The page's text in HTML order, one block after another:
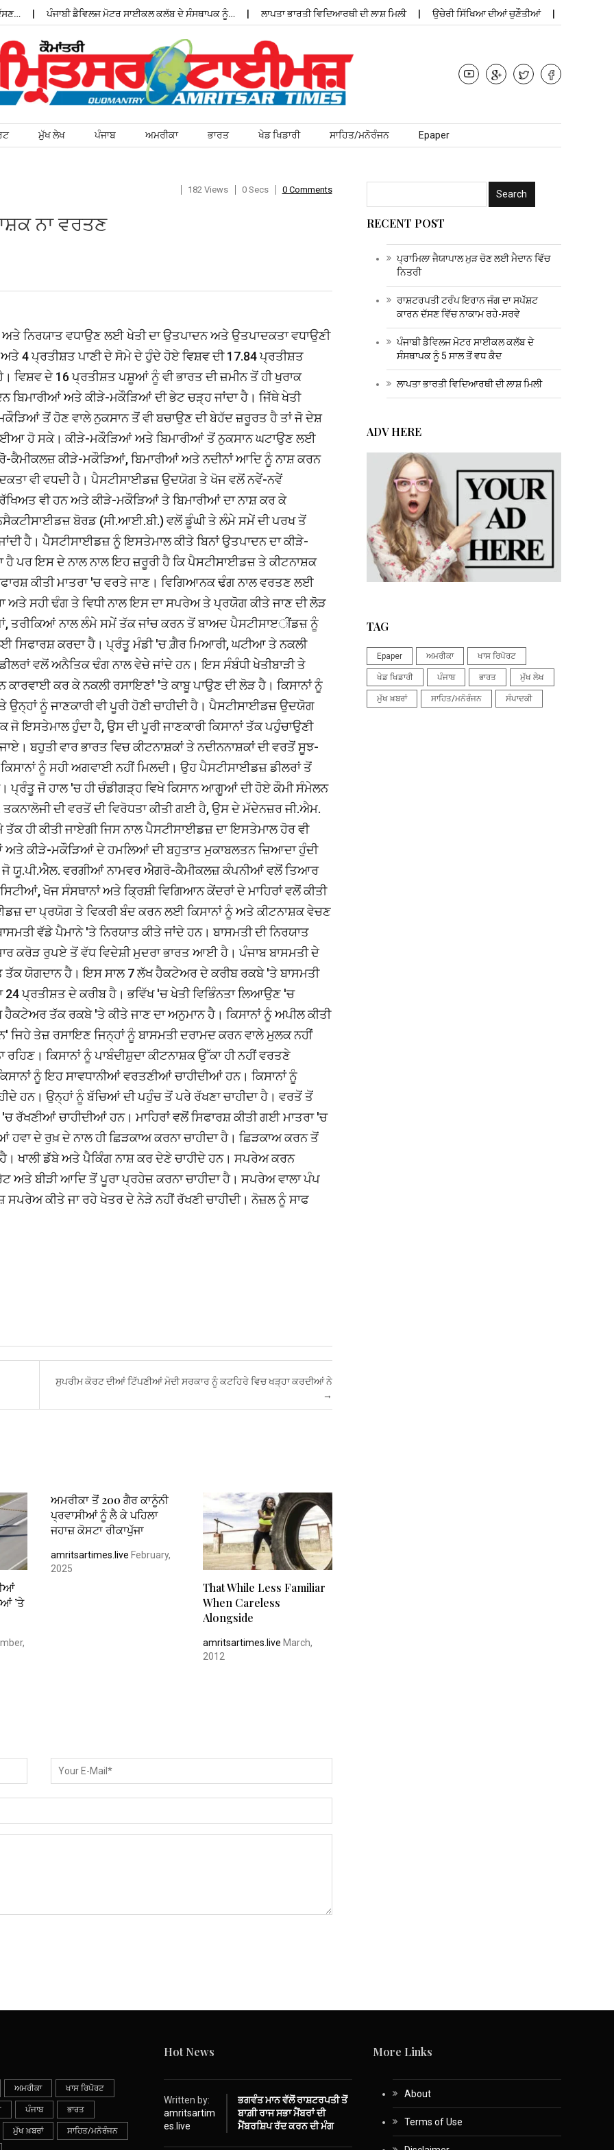
ਪੰਜਾਬੀ ਡੈਵਿਲਜ ਮੋਟਰ ਸਾਈਕਲ ਕਲੱਬ ਦੇ ਸੰਸਥਾਪਕ ਨੂੰ… ਲਾਪਤਾ ਭਾਰਤੀ ਵਿਦਿਆਰਥੀ ਦੀ ਲਾਸ਼ ਮਿਲੀ ਉਚੇਰੀ ਸਿੱਖਿਆ ਦੀਆਂ ਚੁਣੌਤੀਆਂ
ਮੁੱਖ ਲੇਖ ਪੰਜਾਬ ਅਮਰੀਕਾ ਭਾਰਤ ਖੇਡ ਖਿਡਾਰੀ ਸਾਹਿਤ/ਮਨੋਰੰਜਨ Epaper
182 Views 0 Secs 0 Comments
ਨਾ ਵਰਤਣ
ਨਿਰਯਾਤ ਵਧਾਉਣ ਲਈ ਖੇਤੀ ਦਾ ਉਤਪਾਦਨ ਅਤੇ ਉਤਪਾਦਕਤਾ ਵਧਾਉਣੀ
4 ਪ੍ਰਤੀਸ਼ਤ ਪਾਣੀ ਦੇ ਸੋਮੇ ਦੇ ਹੁੰਦੇ ਹੋਏ ਵਿਸ਼ਵ ਦੀ 17.84 ਪ੍ਰਤੀਸ਼ਤ
ਦੇ 16 ਪ੍ਰਤੀਸ਼ਤ ਪਸ਼ੂਆਂ ਨੂੰ ਵੀ ਭਾਰਤ ਦੀ ਜ਼ਮੀਨ ਤੋਂ ਹੀ ਖੁਰਾਕ
ਅਤੇ ਕੀੜੇ-ਮਕੌੜਿਆਂ ਦੀ ਭੇਟ ਚੜ੍ਹ ਜਾਂਦਾ ਹੈ। ਜਿੱਥੇ ਖੇਤੀ
ਤੋਂ ਹੋਣ ਵਾਲੇ ਨੁਕਸਾਨ ਤੋਂ ਵੀ ਬਚਾਉਣ ਦੀ ਬੇਹੱਦ ਜ਼ਰੂਰਤ ਹੈ ਤਾਂ ਜੋ ਦੇਸ਼
ਹੋ ਸਕੇ। ਕੀੜੇ-ਮਕੌੜਿਆਂ ਅਤੇ ਬਿਮਾਰੀਆਂ ਤੋਂ ਨੁਕਸਾਨ ਘਟਾਉਣ ਲਈ
ਕੈਮੀਕਲਜ਼ ਕੀੜੇ-ਮਕੌੜਿਆਂ, ਬਿਮਾਰੀਆਂ ਅਤੇ ਨਦੀਨਾਂ ਆਦਿ ਨੂੰ ਨਾਸ਼ ਕਰਨ
ਵੀ ਵਧਦੀ ਹੈ। ਪੈਸਟੀਸਾਈਡਜ਼ ਉਦਯੋਗ ਤੇ ਖੋਜ ਵਲੋਂ ਨਵੇਂ-ਨਵੇਂ
ਵੀ ਹਨ ਅਤੇ ਕੀੜੇ-ਮਕੌੜਿਆਂ ਤੇ ਬਿਮਾਰੀਆਂ ਦਾ ਨਾਸ਼ ਕਰ ਕੇ
ਬੋਰਡ (ਸੀ.ਆਈ.ਬੀ.) ਵਲੋਂ ਡੂੰਘੀ ਤੇ ਲੰਮੇ ਸਮੇਂ ਦੀ ਪਰਖ ਤੋਂ
ਹੈ। ਪੈਸਟੀਸਾਈਡਜ਼ ਨੂੰ ਇਸਤੇਮਾਲ ਕੀਤੇ ਬਿਨਾਂ ਉਤਪਾਦਨ ਦਾ ਕੀੜੇ-
ਪਰ ਇਸ ਦੇ ਨਾਲ ਨਾਲ ਇਹ ਜ਼ਰੂਰੀ ਹੈ ਕਿ ਪੈਸਟੀਸਾਈਡਜ਼ ਤੇ ਕੀਟਨਾਸ਼ਕ
ਕੀਤੀ ਮਾਤਰਾ 'ਚ ਵਰਤੇ ਜਾਣ। ਵਿਗਿਆਨਕ ਢੰਗ ਨਾਲ ਵਰਤਣ ਲਈ
ਅਤੇ ਸਹੀ ਢੰਗ ਤੇ ਵਿਧੀ ਨਾਲ ਇਸ ਦਾ ਸਪਰੇਅ ਤੇ ਪ੍ਰਯੋਗ ਕੀਤੇ ਜਾਣ ਦੀ ਲੋੜ
ਤਰੀਕਿਆਂ ਨਾਲ ਲੰਮੇ ਸਮੇਂ ਤੱਕ ਜਾਂਚ ਕਰਨ ਤੋਂ ਬਾਅਦ ਪੈਸਟੀਸਾੲੀਂਡਜ਼ ਨੂੰ
ਸਿਫਾਰਸ਼ ਕਰਦਾ ਹੈ। ਪ੍ਰੰਤੂ ਮੰਡੀ 'ਚ ਗ਼ੈਰ ਮਿਆਰੀ, ਘਟੀਆ ਤੇ ਨਕਲੀ
ਵਲੋਂ ਅਨੈਤਿਕ ਢੰਗ ਨਾਲ ਵੇਚੇ ਜਾਂਦੇ ਹਨ। ਇਸ ਸੰਬੰਧੀ ਖੇਤੀਬਾੜੀ ਤੇ
ਕਰ ਕੇ ਨਕਲੀ ਰਸਾਇਣਾਂ 'ਤੇ ਕਾਬੂ ਪਾਉਣ ਦੀ ਲੋੜ ਹੈ। ਕਿਸਾਨਾਂ ਨੂੰ
ਉਨ੍ਹਾਂ ਨੂੰ ਜਾਣਕਾਰੀ ਵੀ ਪੂਰੀ ਹੋਣੀ ਚਾਹੀਦੀ ਹੈ। ਪੈਸਟੀਸਾਈਡਜ਼ ਉਦਯੋਗ
ਜੋ ਇਸਤੇਮਾਲ ਹੁੰਦਾ ਹੈ, ਉਸ ਦੀ ਪੂਰੀ ਜਾਣਕਾਰੀ ਕਿਸਾਨਾਂ ਤੱਕ ਪਹੁੰਚਾਉਣੀ
ਬਹੁਤੀ ਵਾਰ ਭਾਰਤ ਵਿਚ ਕੀਟਨਾਸ਼ਕਾਂ ਤੇ ਨਦੀਨਨਾਸ਼ਕਾਂ ਦੀ ਵਰਤੋਂ ਸੂਝ-
ਨੂੰ ਸਹੀ ਅਗਵਾਈ ਨਹੀਂ ਮਿਲਦੀ। ਉਹ ਪੈਸਟੀਸਾਈਡਜ਼ ਡੀਲਰਾਂ ਤੋਂ
ਪ੍ਰੰਤੂ ਜੋ ਹਾਲ 'ਚ ਹੀ ਚੰਡੀਗੜ੍ਹ ਵਿਖੇ ਕਿਸਾਨ ਆਗੂਆਂ ਦੀ ਹੋਏ ਕੌਮੀ ਸੰਮੇਲਨ
ਦੀ ਵਰਤੋਂ ਦੀ ਵਿਰੋਧਤਾ ਕੀਤੀ ਗਈ ਹੈ, ਉਸ ਦੇ ਮੱਦੇਨਜ਼ਰ ਜੀ.ਐਮ.
ਹੀ ਕੀਤੀ ਜਾਏਗੀ ਜਿਸ ਨਾਲ ਪੈਸਟੀਸਾਈਡਜ਼ ਦਾ ਇਸਤੇਮਾਲ ਹੋਰ ਵੀ
ਅਤੇ ਕੀੜੇ-ਮਕੌੜਿਆਂ ਦੇ ਹਮਲਿਆਂ ਦੀ ਬਹੁਤਾਤ ਮੁਕਾਬਲਤਨ ਜ਼ਿਆਦਾ ਹੁੰਦੀ
ਜੋ ਯੂ.ਪੀ.ਐਲ. ਵਰਗੀਆਂ ਨਾਮਵਰ ਐਗਰੋ-ਕੈਮੀਕਲਜ਼ ਕੰਪਨੀਆਂ ਵਲੋਂ ਤਿਆਰ
ਖੋਜ ਸੰਸਥਾਨਾਂ ਅਤੇ ਕ੍ਰਿਸ਼ੀ ਵਿਗਿਆਨ ਕੇਂਦਰਾਂ ਦੇ ਮਾਹਿਰਾਂ ਵਲੋਂ ਕੀਤੀ
ਦਾ ਪ੍ਰਯੋਗ ਤੇ ਵਿਕਰੀ ਬੰਦ ਕਰਨ ਲਈ ਕਿਸਾਨਾਂ ਨੂੰ ਅਤੇ ਕੀਟਨਾਸ਼ਕ ਵੇਚਣ
ਵੱਡੇ ਪੈਮਾਨੇ 'ਤੇ ਨਿਰਯਾਤ ਕੀਤੇ ਜਾਂਦੇ ਹਨ। ਬਾਸਮਤੀ ਦੀ ਨਿਰਯਾਤ
ਕਰੋੜ ਰੁਪਏ ਤੋਂ ਵੱਧ ਵਿਦੇਸ਼ੀ ਮੁਦਰਾ ਭਾਰਤ ਆਈ ਹੈ। ਪੰਜਾਬ ਬਾਸਮਤੀ ਦੇ
ਯੋਗਦਾਨ ਹੈ। ਇਸ ਸਾਲ 7 ਲੱਖ ਹੈਕਟੇਅਰ ਦੇ ਕਰੀਬ ਰਕਬੇ 'ਤੇ ਬਾਸਮਤੀ
ਪ੍ਰਤੀਸ਼ਤ ਦੇ ਕਰੀਬ ਹੈ। ਭਵਿੱਖ 'ਚ ਖੇਤੀ ਵਿਭਿੰਨਤਾ ਲਿਆਉਣ 'ਚ
ਤੱਕ ਰਕਬੇ 'ਤੇ ਕੀਤੇ ਜਾਣ ਦਾ ਅਨੁਮਾਨ ਹੈ। ਕਿਸਾਨਾਂ ਨੂੰ ਅਪੀਲ ਕੀਤੀ
ਜਿਹੇ ਤੇਜ਼ ਰਸਾਇਣ ਜਿਨ੍ਹਾਂ ਨੂੰ ਬਾਸਮਤੀ ਦਰਾਮਦ ਕਰਨ ਵਾਲੇ ਮੁਲਕ ਨਹੀਂ
ਕਿਸਾਨਾਂ ਨੂੰ ਪਾਬੰਦੀਸ਼ੁਦਾ ਕੀਟਨਾਸ਼ਕ ਉੱਕਾ ਹੀ ਨਹੀਂ ਵਰਤਣੇ
ਨੂੰ ਇਹ ਸਾਵਧਾਨੀਆਂ ਵਰਤਣੀਆਂ ਚਾਹੀਦੀਆਂ ਹਨ। ਕਿਸਾਨਾਂ ਨੂੰ
ਹਨ। ਉਨ੍ਹਾਂ ਨੂੰ ਬੱਚਿਆਂ ਦੀ ਪਹੁੰਚ ਤੋਂ ਪਰੇ ਰੱਖਣਾ ਚਾਹੀਦਾ ਹੈ। ਵਰਤੋਂ ਤੋਂ
ਰੱਖਣੀਆਂ ਚਾਹੀਦੀਆਂ ਹਨ। ਮਾਹਿਰਾਂ ਵਲੋਂ ਸਿਫਾਰਸ਼ ਕੀਤੀ ਗਈ ਮਾਤਰਾ 'ਚ
ਦੇ ਰੁਖ਼ ਦੇ ਨਾਲ ਹੀ ਛਿੜਕਾਅ ਕਰਨਾ ਚਾਹੀਦਾ ਹੈ। ਛਿੜਕਾਅ ਕਰਨ ਤੋਂ
ਖਾਲੀ ਡੱਬੇ ਅਤੇ ਪੈਕਿੰਗ ਨਾਸ਼ ਕਰ ਦੇਣੇ ਚਾਹੀਦੇ ਹਨ। ਸਪਰੇਅ ਕਰਨ
ਅਤੇ ਬੀੜੀ ਆਦਿ ਤੋਂ ਪੂਰਾ ਪ੍ਰਹੇਜ਼ ਕਰਨਾ ਚਾਹੀਦਾ ਹੈ। ਸਪਰੇਅ ਵਾਲਾ ਪੰਪ
ਸਪਰੇਅ ਕੀਤੇ ਜਾ ਰਹੇ ਖੇਤਰ ਦੇ ਨੇੜੇ ਨਹੀਂ ਰੱਖਣੀ ਚਾਹੀਦੀ। ਨੋਜ਼ਲ ਨੂੰ ਸਾਫ
ਸੁਪਰੀਮ ਕੋਰਟ ਦੀਆਂ ਟਿੱਪਣੀਆਂ ਮੋਦੀ ਸਰਕਾਰ ਨੂੰ ਕਟਹਿਰੇ ਵਿਚ ਖੜ੍ਹਾ ਕਰਦੀਆਂ ਨੇ
→
’ਤੇ
ਅਮਰੀਕਾ ਤੋਂ 200 ਗੈਰ ਕਾਨੂੰਨੀ
ਪ੍ਰਵਾਸੀਆਂ ਨੂੰ ਲੈ ਕੇ ਪਹਿਲਾ
ਜਹਾਜ਼ ਕੋਸਟਾ ਰੀਕਾਪੁੱਜਾ
amritsartimes.live February,
2025
That While Less Familiar
When Careless
Alongside
amritsartimes.live March,
2012
RECENT POST
ਪ੍ਰਾਮਿਲਾ ਜੈਯਾਪਾਲ ਮੁੜ ਚੋਣ ਲਈ ਮੈਦਾਨ ਵਿੱਚ
ਨਿਤਰੀ
ਰਾਸ਼ਟਰਪਤੀ ਟਰੰਪ ਇਰਾਨ ਜੰਗ ਦਾ ਸਪੱਸ਼ਟ
ਕਾਰਨ ਦੱਸਣ ਵਿੱਚ ਨਾਕਾਮ ਰਹੇ-ਸਰਵੇ
ਪੰਜਾਬੀ ਡੈਵਿਲਜ ਮੋਟਰ ਸਾਈਕਲ ਕਲੱਬ ਦੇ
ਸੰਸਥਾਪਕ ਨੂੰ 5 ਸਾਲ ਤੋਂ ਵਧ ਕੈਦ
ਲਾਪਤਾ ਭਾਰਤੀ ਵਿਦਿਆਰਥੀ ਦੀ ਲਾਸ਼ ਮਿਲੀ
ADV HERE
TAG
Epaper ਅਮਰੀਕਾ ਖਾਸ ਰਿਪੋਰਟ
ਖੇਡ ਖਿਡਾਰੀ ਪੰਜਾਬ ਭਾਰਤ ਮੁੱਖ ਲੇਖ
ਮੁੱਖ ਖ਼ਬਰਾਂ ਸਾਹਿਤ/ਮਨੋਰੰਜਨ ਸੰਪਾਦਕੀ
ਅਮਰੀਕਾ ਖਾਸ ਰਿਪੋਰਟ
ਪੰਜਾਬ ਭਾਰਤ
ਮੁੱਖ ਖ਼ਬਰਾਂ ਸਾਹਿਤ/ਮਨੋਰੰਜਨ
Hot News
Written by:
amritsartim
es.live
ਭਗਵੰਤ ਮਾਨ ਵੱਲੋਂ ਰਾਸ਼ਟਰਪਤੀ ਤੋਂ
ਬਾਗ਼ੀ ਰਾਜ ਸਭਾ ਮੈਂਬਰਾਂ ਦੀ
ਮੈਂਬਰਸ਼ਿਪ ਰੱਦ ਕਰਨ ਦੀ ਮੰਗ
More Links
About
Terms of Use